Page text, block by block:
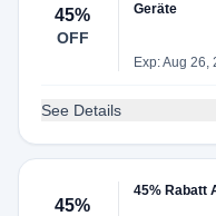
45%
OFF
Geräte
Exp: Aug 26,
See Details
45%
45% Rabatt